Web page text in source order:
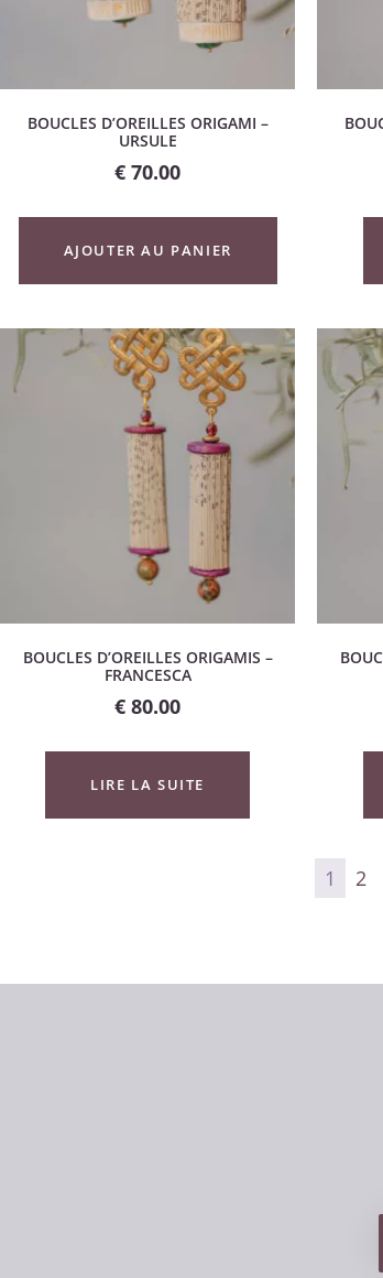
BOUCLES D’OREILLES ORIGAMI –
URSULE
€ 70.00
AJOUTER AU PANIER
BOUCLES D’OREILLES ORIGAMIS –
FRANCESCA
€ 80.00
LIRE LA SUITE
1 2